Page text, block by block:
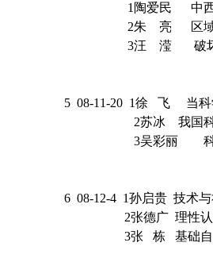
1陶爱民 中西方院
2朱 亮 区域创新
3汪 滢 破坏性
5 08-11-20 1徐 飞
2苏冰 我国科普网
3吴彩丽 科学和
6 08-12-4 1孙启贵 技
2张德广 理性认识文
3张 栋 基础自然科